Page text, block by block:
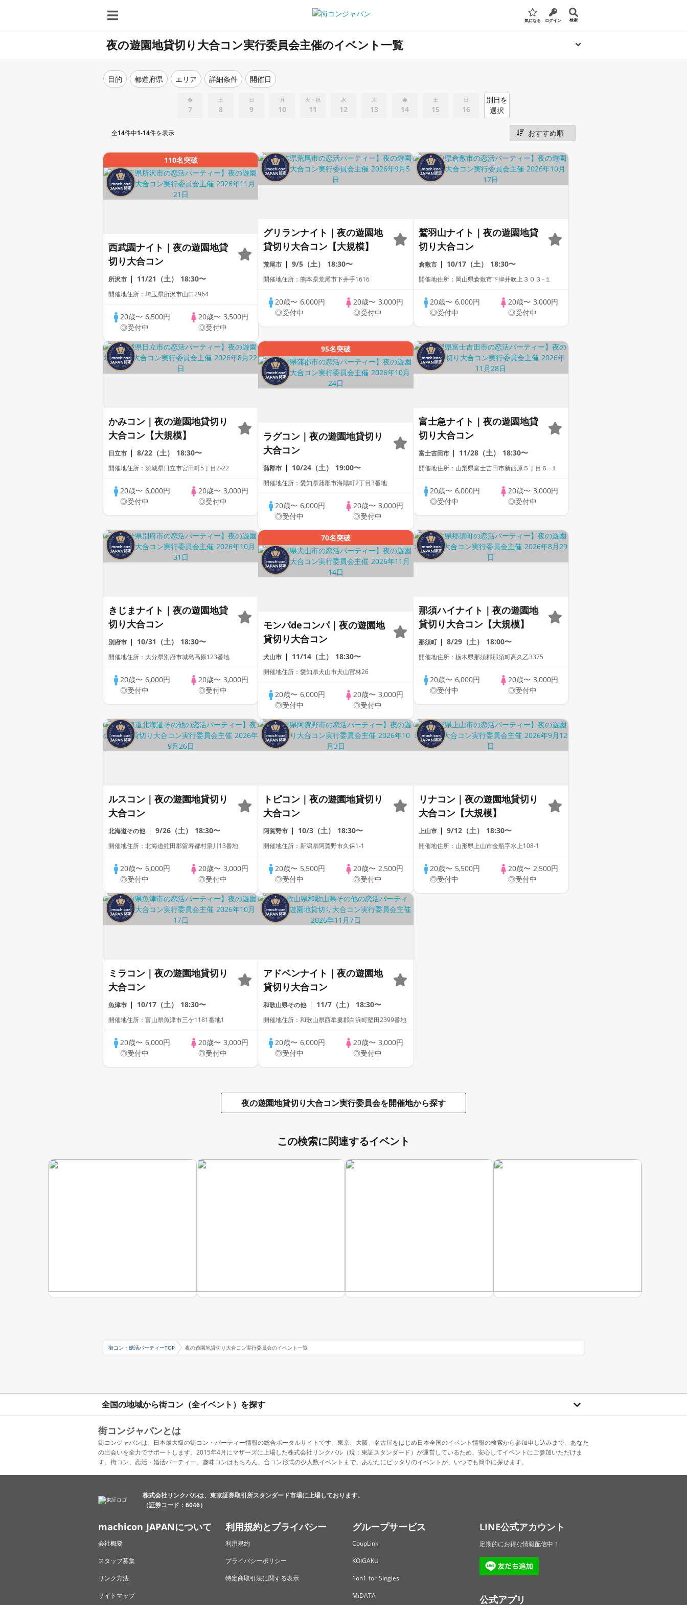
気になる ログイン 検索
夜の遊園地貸切り大合コン実行委員会主催のイベント一覧
目的 都道府県 エリア 詳細条件 開催日
金
7
土
8
日
9
月
10
火・祝
11
水
12
木
13
金
14
土
15
日
16
別日を
選択
全14件中1-14件を表示
110名突破
西武園ナイト｜夜の遊園地貸
切り大合コン
所沢市 11/21（土） 18:30〜
開催地住所：埼玉県所沢市山口2964
20歳〜 6,500円
◎受付中
20歳〜 3,500円
◎受付中
グリランナイト｜夜の遊園地
貸切り大合コン【大規模】
荒尾市 9/5（土） 18:30〜
開催地住所：熊本県荒尾市下井手1616
20歳〜 6,000円
◎受付中
20歳〜 3,000円
◎受付中
鷲羽山ナイト｜夜の遊園地貸
切り大合コン
倉敷市 10/17（土） 18:30〜
開催地住所：岡山県倉敷市下津井吹上３０３−１
20歳〜6,000円
◎受付中
20歳〜3,000円
◎受付中
かみコン｜夜の遊園地貸切り
大合コン【大規模】
日立市 8/22（土） 18:30〜
開催地住所：茨城県日立市宮田町5丁目2-22
20歳〜 6,000円
◎受付中
20歳〜 3,000円
◎受付中
95名突破
ラグコン｜夜の遊園地貸切り
大合コン
蒲郡市 10/24（土） 19:00〜
開催地住所：愛知県蒲郡市海陽町2丁目3番地
20歳〜 6,000円
◎受付中
20歳〜 3,000円
◎受付中
富士急ナイト｜夜の遊園地貸
切り大合コン
富士吉田市 11/28（土） 18:30〜
開催地住所：山梨県富士吉田市新西原５丁目６−１
20歳〜6,000円
◎受付中
20歳〜3,000円
◎受付中
きじまナイト｜夜の遊園地貸
切り大合コン
別府市 10/31（土） 18:30〜
開催地住所：大分県別府市城島高原123番地
20歳〜 6,000円
◎受付中
20歳〜 3,000円
◎受付中
70名突破
モンパdeコンパ｜夜の遊園地
貸切り大合コン
犬山市 11/14（土） 18:30〜
開催地住所：愛知県犬山市犬山官林26
20歳〜 6,000円
◎受付中
20歳〜 3,000円
◎受付中
那須ハイナイト｜夜の遊園地
貸切り大合コン【大規模】
那須町 8/29（土） 18:00〜
開催地住所：栃木県那須郡那須町高久乙3375
20歳〜6,000円
◎受付中
20歳〜3,000円
◎受付中
ルスコン｜夜の遊園地貸切り
大合コン
北海道その他 9/26（土） 18:30〜
開催地住所：北海道虻田郡留寿都村泉川13番地
20歳〜 6,000円
◎受付中
20歳〜 3,000円
◎受付中
トピコン｜夜の遊園地貸切り
大合コン
阿賀野市 10/3（土） 18:30〜
開催地住所：新潟県阿賀野市久保1-1
20歳〜 5,500円
◎受付中
20歳〜 2,500円
◎受付中
リナコン｜夜の遊園地貸切り
大合コン【大規模】
上山市 9/12（土） 18:30〜
開催地住所：山形県上山市金瓶字水上108-1
20歳〜 5,500円
◎受付中
20歳〜2,500円
◎受付中
ミラコン｜夜の遊園地貸切り
大合コン
魚津市 10/17（土） 18:30〜
開催地住所：富山県魚津市三ケ1181番地1
20歳〜 6,000円
◎受付中
20歳〜 3,000円
◎受付中
アドベンナイト｜夜の遊園地
貸切り大合コン
和歌山県その他 11/7（土） 18:30〜
開催地住所：和歌山県西牟婁郡白浜町堅田2399番地
20歳〜 6,000円
◎受付中
20歳〜 3,000円
◎受付中
夜の遊園地貸切り大合コン実行委員会を開催地から探す
この検索に関連するイベント
街コン・婚活パーティーTOP 夜の遊園地貸切り大合コン実行委員会のイベント一覧
全国の地域から街コン（全イベント）を探す
街コンジャパンとは
街コンジャパンは、日本最大級の街コン・パーティー情報の総合ポータルサイトです。東京、大阪、名古屋をはじめ日本全国のイベント情報の検索から参加申し込みまで、あなた
の出会いを全力でサポートします。2015年4月にマザーズに上場した株式会社リンクバル（現：東証スタンダード）が運営しているため、安心してイベントにご参加いただけま
す。街コン、恋活・婚活パーティー、趣味コンはもちろん、合コン形式の少人数イベントまで、あなたにピッタリのイベントが、いつでも簡単に探せます。
株式会社リンクバルは、東京証券取引所スタンダード市場に上場しております。
（証券コード：6046）
machicon JAPANについて
会社概要
スタッフ募集
リンク方法
サイトマップ
利用規約とプライバシー
利用規約
プライバシーポリシー
特定商取引法に関する表示
グループサービス
CoupLink
KOIGAKU
1on1 for Singles
MiDATA
LINE公式アカウント
定期的にお得な情報配信中！
公式アプリ